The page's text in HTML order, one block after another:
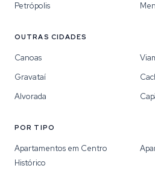
Petrópolis
OUTRAS CIDADES
Canoas
Gravataí
Alvorada
POR TIPO
Apartamentos em Centro
Histórico